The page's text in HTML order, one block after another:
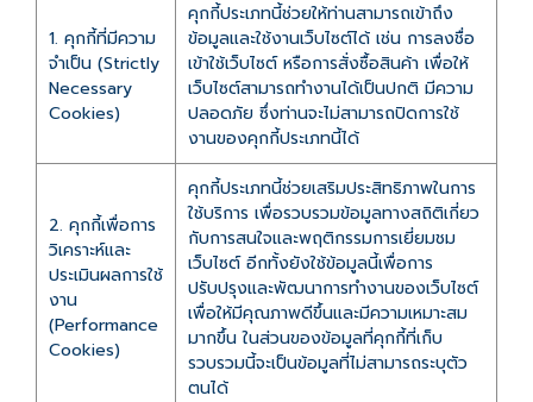
1. คุกกี้ที่มีความ
จำเป็น (Strictly
Necessary
Cookies)
คุกกี้ประเภทนี้ช่วยให้ท่านสามารถเข้าถึง
ข้อมูลและใช้งานเว็บไซต์ได้ เช่น การลงชื่อ
เข้าใช้เว็บไซต์ หรือการสั่งซื้อสินค้า เพื่อให้
เว็บไซต์สามารถทำงานได้เป็นปกติ มีความ
ปลอดภัย ซึ่งท่านจะไม่สามารถปิดการใช้
งานของคุกกี้ประเภทนี้ได้
2. คุกกี้เพื่อการ
วิเคราะห์และ
ประเมินผลการใช้
งาน
(Performance
Cookies)
คุกกี้ประเภทนี้ช่วยเสริมประสิทธิภาพในการ
ใช้บริการ เพื่อรวบรวมข้อมูลทางสถิติเกี่ยว
กับการสนใจและพฤติกรรมการเยี่ยมชม
เว็บไซต์ อีกทั้งยังใช้ข้อมูลนี้เพื่อการ
ปรับปรุงและพัฒนาการทำงานของเว็บไซต์
เพื่อให้มีคุณภาพดีขึ้นและมีความเหมาะสม
มากขึ้น ในส่วนของข้อมูลที่คุกกี้ที่เก็บ
รวบรวมนี้จะเป็นข้อมูลที่ไม่สามารถระบุตัว
ตนได้